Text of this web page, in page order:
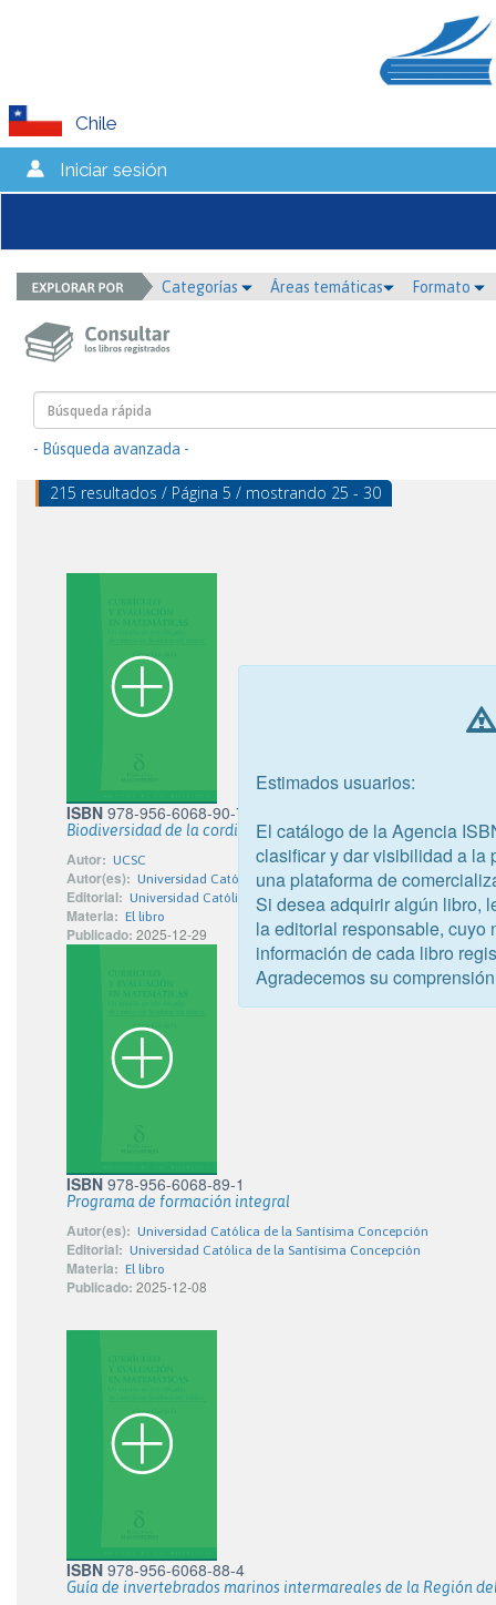
Chile
Iniciar sesión
Categorías Áreas temáticas Formato
- Búsqueda avanzada -
215 resultados / Página 5 / mostrando 25 - 30
ISBN 978-956-6068-90-7
Biodiversidad de la cordillera de Nahuelbuta
Autor: UCSC
Autor(es): Universidad Católica de la Santísima Concepción
Editorial: Universidad Católica de la Santísima Concepción
Materia: El libro
Publicado: 2025-12-29
ISBN 978-956-6068-89-1
Programa de formación integral
Autor(es): Universidad Católica de la Santísima Concepción
Editorial: Universidad Católica de la Santísima Concepción
Materia: El libro
Publicado: 2025-12-08
ISBN 978-956-6068-88-4
Guía de invertebrados marinos intermareales de la Región
Estimados usuarios:
El catálogo de la Agencia
clasificar y dar visibilidad a la
una plataforma de
Si desea adquirir algún libro,
la editorial responsable, cuyo
información de cada libro
Agradecemos su